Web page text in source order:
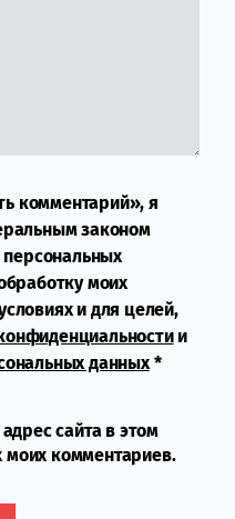
комментарий», я
законом
моих
и для целей,
и
данных*
сайта в этом
комментариев.